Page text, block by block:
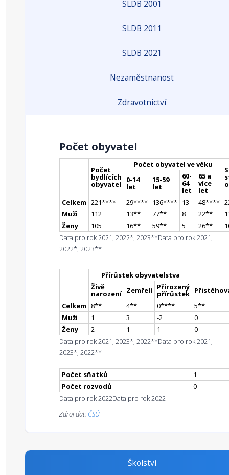
SLDB 2001
SLDB 2011
SLDB 2021
Nezaměstnanost
Zdravotnictví
Počet obyvatel
Počet
bydlících
obyvatel
Počet obyvatel ve věku
0-14
let
15-59
let
60-
64
let
65 a
více
let
Celkem 221**** 29**** 136**** 13 48****
Muži
112 13** 77** 8 22**
Ženy
105 16** 59** 5 26**
Data pro rok 2021, 2022*, 2023**Data pro rok 2021,
2022*, 2023**
Přírůstek obyvatelstva
Živě
narození Zemřelí Přirozený
přírůstek
Celkem
8** 4** 0**** 5**
Muži
1 3 -2
0
Ženy
2 1 1
0
Data pro rok 2021, 2023*, 2022**Data pro rok 2021,
2023*, 2022**
Počet sňatků
1
Počet rozvodů
0
Data pro rok 2022Data pro rok 2022
Zdroj dat: ČSÚ
Školství